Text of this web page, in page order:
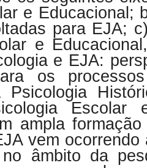
e Educacional;
para EJA;
e
e EJA:
os
Psicologia
Escolar
ampla
vem
no âmbito da